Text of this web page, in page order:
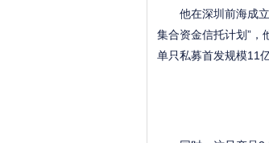
他在深圳前海成立
集合资金信托计划”，
单只私募首发规模11